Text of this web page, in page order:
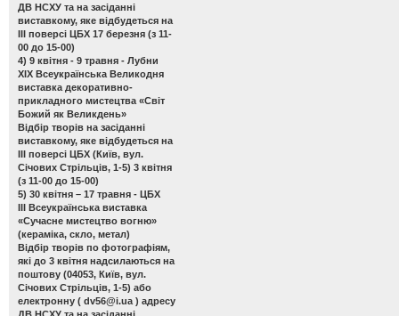
ДВ НСХУ та на засіданні
виставкому, яке відбудеться на
ІІІ поверсі ЦБХ 17 березня (з 11-
00 до 15-00)
4) 9 квітня - 9 травня - Лубни
ХІХ Всеукраїнська Великодня
виставка декоративно-
прикладного мистецтва «Світ
Божий як Великдень»
Відбір творів на засіданні
виставкому, яке відбудеться на
ІІІ поверсі ЦБХ (Київ, вул.
Січових Стрільців, 1-5) 3 квітня
(з 11-00 до 15-00)
5) 30 квітня – 17 травня - ЦБХ
ІІІ Всеукраїнська виставка
«Сучасне мистецтво вогню»
(кераміка, скло, метал)
Відбір творів по фотографіям,
які до 3 квітня надсилаються на
поштову (04053, Київ, вул.
Січових Стрільців, 1-5) або
електронну ( dv56@i.ua ) адресу
ДВ НСХУ та на засіданні